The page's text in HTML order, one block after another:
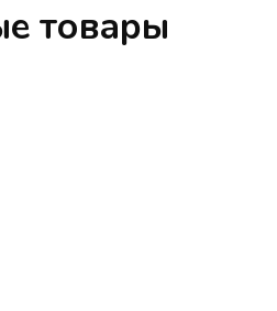
товары